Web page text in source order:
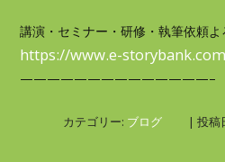
講演・セミナー・研修・執筆依頼
https://www.e-
——————————————–
カテゴリー: ブログ | 投稿